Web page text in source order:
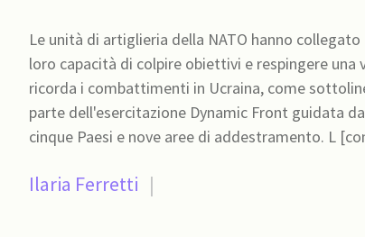
Le unità di artiglieria della NATO hanno
loro capacità di colpire obiettivi e respingere una
ricorda i combattimenti in Ucraina, come
parte dell'esercitazione Dynamic Front guidata
cinque Paesi e nove
Ilaria Ferretti |